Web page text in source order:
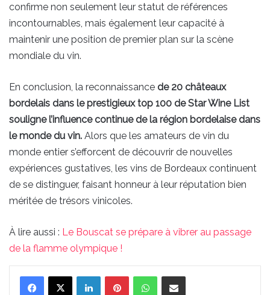
confirme non seulement leur statut de références
incontournables, mais également leur capacité à
maintenir une position de premier plan sur la scène
mondiale du vin.
En conclusion, la reconnaissance de 20 châteaux
bordelais dans le prestigieux top 100 de Star Wine List
souligne l’influence continue de la région bordelaise dans
le monde du vin. Alors que les amateurs de vin du
monde entier s’efforcent de découvrir de nouvelles
expériences gustatives, les vins de Bordeaux continuent
de se distinguer, faisant honneur à leur réputation bien
méritée de trésors vinicoles.
À lire aussi : Le Bouscat se prépare à vibrer au passage
de la flamme olympique !
LinkedinPinterestWhatsAppPartager par email